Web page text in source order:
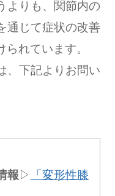
よりも、関節内の
通じて症状の改善
れています。
、下記よりお問い
報 ▷
「変形性膝